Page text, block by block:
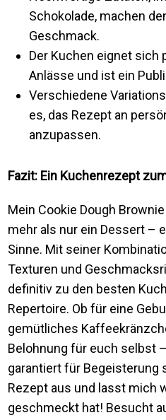
Schokolade, machen
Geschmack.
Der Kuchen eignet
Anlässe und ist ein
Verschiedene
es, das Rezept an
anzupassen.
Fazit: Ein Kuchenrezept
Mein Cookie Dough
mehr als nur ein Dessert –
Sinne. Mit seiner
Texturen und
definitiv zu den besten
Repertoire. Ob für eine
gemütliches
Belohnung für euch selbst
garantiert für Begeisterung
Rezept aus und lasst mich
geschmeckt hat! Besucht